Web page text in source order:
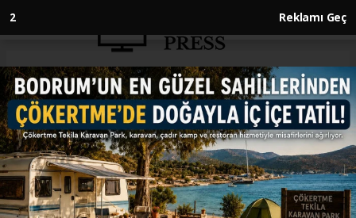
1 Reklamı Geç
Anasayfa DÜNYA
Suriye ordusu, Halep'te YPG'ye
yönelik nokta operasyonlara
başladı
DÜNYA
08.01.2026 - 14:20, Güncelleme: 08.01.2026 - 14:20